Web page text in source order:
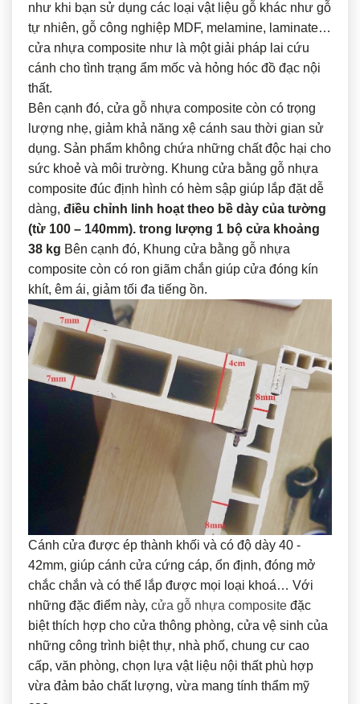
như khi bạn sử dụng các loại vật liệu gỗ khác như gỗ
tự nhiên, gỗ công nghiệp MDF, melamine, laminate…
cửa nhựa composite như là một giải pháp lai cứu
cánh cho tình trạng ẩm mốc và hỏng hóc đồ đạc nội
thất.
Bên cạnh đó, cửa gỗ nhựa composite còn có trọng
lượng nhẹ, giảm khả năng xệ cánh sau thời gian sử
dụng. Sản phẩm không chứa những chất độc hại cho
sức khoẻ và môi trường. Khung cửa bằng gỗ nhựa
composite đúc định hình có hèm sập giúp lắp đặt dễ
dàng, điều chỉnh linh hoạt theo bề dày của tường
(từ 100 – 140mm). trong lượng 1 bộ cửa khoảng
38 kg Bên cạnh đó, Khung cửa bằng gỗ nhựa
composite còn có ron giãm chắn giúp cửa đóng kín
khít, êm ái, giảm tối đa tiếng ồn.
Cánh cửa được ép thành khối và có độ dày 40 -
42mm, giúp cánh cửa cứng cáp, ổn định, đóng mở
chắc chắn và có thể lắp được mọi loại khoá… Với
những đặc điểm này, cửa gỗ nhựa composite đặc
biệt thích hợp cho cửa thông phòng, cửa vệ sinh của
những công trình biệt thự, nhà phố, chung cư cao
cấp, văn phòng, chọn lựa vật liệu nội thất phù hợp
vừa đảm bảo chất lượng, vừa mang tính thẩm mỹ